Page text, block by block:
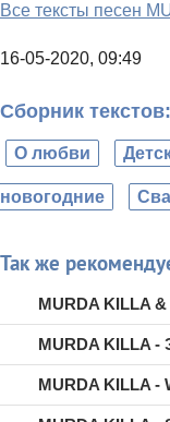
Все тексты песен
16-05-2020, 09:49
Сборник текстов:
О любви
новогодние
Так же
MURDA KILLA
MURDA KILLA -
MURDA KILLA -